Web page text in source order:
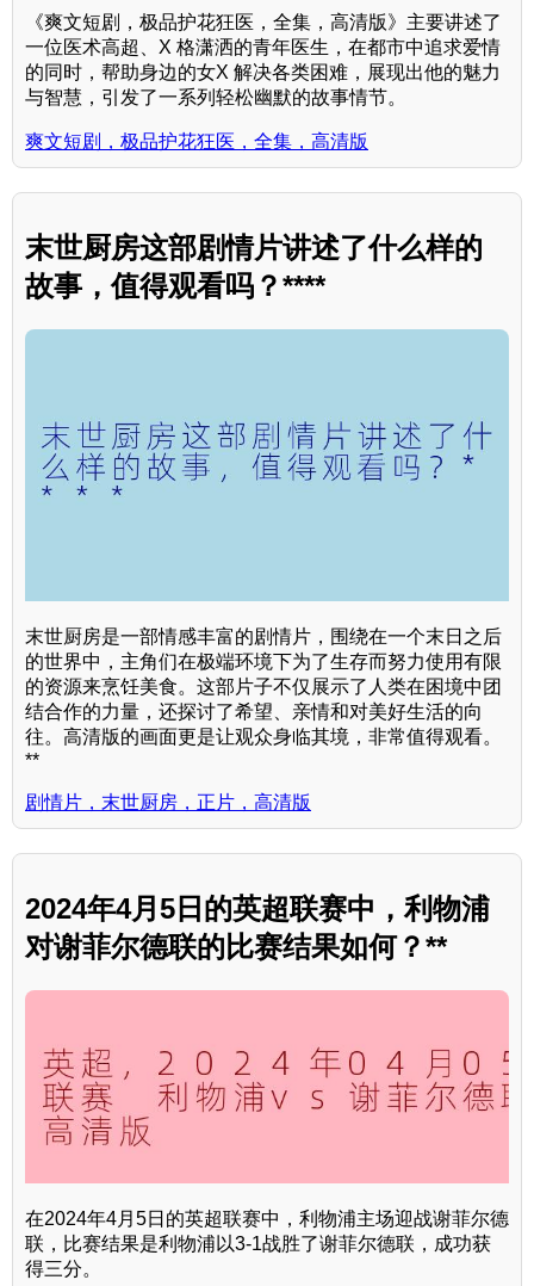
《爽文短剧，极品护花狂医，全集，高清版》主要讲述了
一位医术高超、X 格潇洒的青年医生，在都市中追求爱情
的同时，帮助身边的女X 解决各类困难，展现出他的魅力
与智慧，引发了一系列轻松幽默的故事情节。
爽文短剧，极品护花狂医，全集，高清版
末世厨房这部剧情片讲述了什么样的
故事，值得观看吗？****
末世厨房是一部情感丰富的剧情片，围绕在一个末日之后
的世界中，主角们在极端环境下为了生存而努力使用有限
的资源来烹饪美食。这部片子不仅展示了人类在困境中团
结合作的力量，还探讨了希望、亲情和对美好生活的向
往。高清版的画面更是让观众身临其境，非常值得观看。
**
剧情片，末世厨房，正片，高清版
2024年4月5日的英超联赛中，利物浦
对谢菲尔德联的比赛结果如何？**
在2024年4月5日的英超联赛中，利物浦主场迎战谢菲尔德
联，比赛结果是利物浦以3-1战胜了谢菲尔德联，成功获
得三分。